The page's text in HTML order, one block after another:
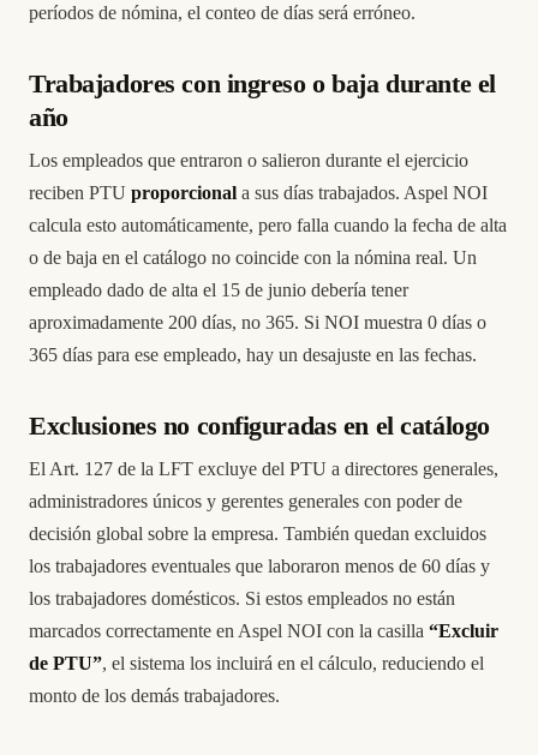
períodos de nómina, el conteo de días será erróneo.
Trabajadores con ingreso o baja durante el
año
Los empleados que entraron o salieron durante el ejercicio
reciben PTU proporcional a sus días trabajados. Aspel NOI
calcula esto automáticamente, pero falla cuando la fecha de alta
o de baja en el catálogo no coincide con la nómina real. Un
empleado dado de alta el 15 de junio debería tener
aproximadamente 200 días, no 365. Si NOI muestra 0 días o
365 días para ese empleado, hay un desajuste en las fechas.
Exclusiones no configuradas en el catálogo
El Art. 127 de la LFT excluye del PTU a directores generales,
administradores únicos y gerentes generales con poder de
decisión global sobre la empresa. También quedan excluidos
los trabajadores eventuales que laboraron menos de 60 días y
los trabajadores domésticos. Si estos empleados no están
marcados correctamente en Aspel NOI con la casilla “Excluir
de PTU”, el sistema los incluirá en el cálculo, reduciendo el
monto de los demás trabajadores.